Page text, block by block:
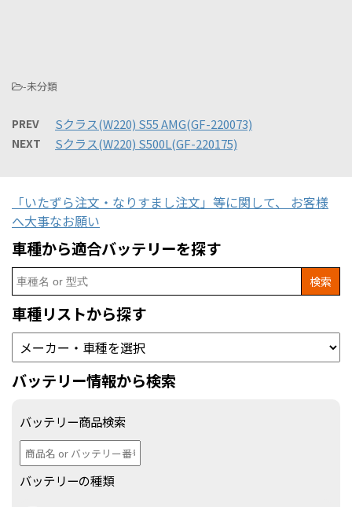
-未分類
PREV Sクラス(W220) S55 AMG(GF-220073)
NEXT Sクラス(W220) S500L(GF-220175)
「いたずら注文・なりすまし注文」等に関して、 お客様
へ大事なお願い
車種から適合バッテリーを探す
Search
for:
車種リストから探す
バッテリー情報から検索
バッテリー商品検索
バッテリーの種類